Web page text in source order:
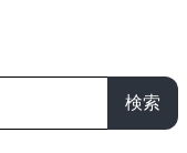
検索